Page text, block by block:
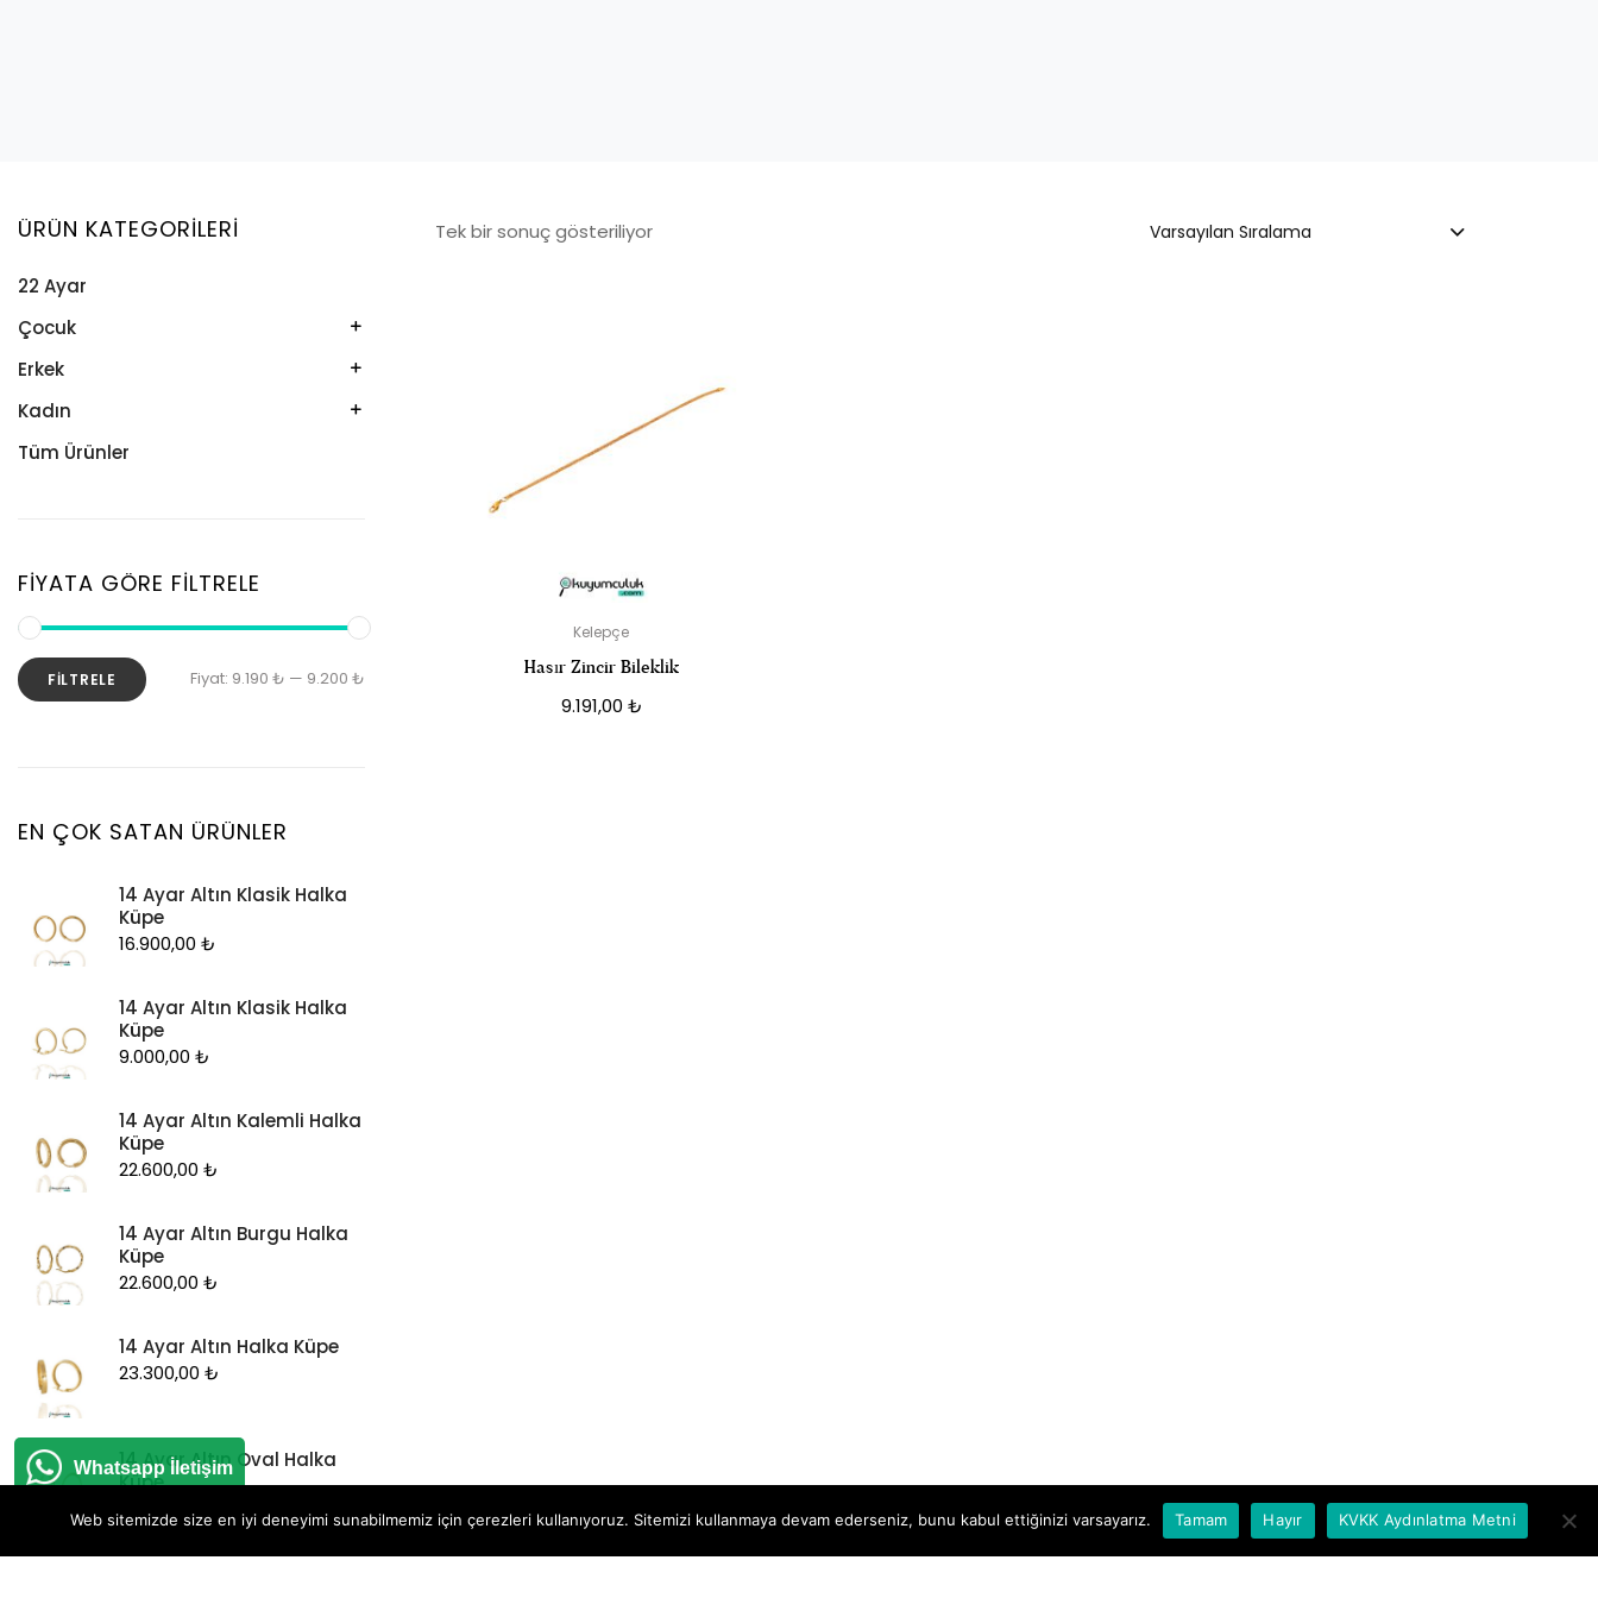
Tek bir sonuç gösteriliyor Varsayılan Sıralama
Kelepçe
Hasır Zincir Bileklik
9.191,00 ₺
ÜRÜN KATEGORILERI
22 Ayar
Çocuk
Kelepçe
Kolye
Künye
Erkek
Kelepçe
Künye
Kadın
Bileklik
Küpe
Zincir
Tüm Ürünler
FIYATA GÖRE FILTRELE
FILTRELE Fiyat: 9.190 ₺ — 9.200 ₺
EN ÇOK SATAN ÜRÜNLER
14 Ayar Altın Klasik Halka
Küpe
16.900,00 ₺
14 Ayar Altın Klasik Halka
Küpe
9.000,00 ₺
14 Ayar Altın Kalemli Halka
Küpe
22.600,00 ₺
14 Ayar Altın Burgu Halka
Küpe
22.600,00 ₺
14 Ayar Altın Halka Küpe
23.300,00 ₺
14 Ayar Altın Oval Halka
Küpe
17.550,00
Whatsapp İletişim
Web sitemizde size en iyi deneyimi sunabilmemiz için çerezleri kullanıyoruz. Sitemizi kullanmaya devam ederseniz, bunu kabul ettiğinizi varsayarız. Tamam Hayır KVKK Aydınlatma Metni